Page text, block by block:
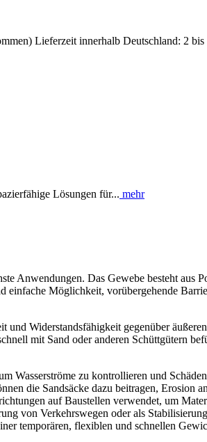
Lieferzeit innerhalb Deutschland: 2
Lösungen für... mehr
Anwendungen. Das Gewebe besteht
einfache Möglichkeit, vorübergehende
Widerstandsfähigkeit gegenüber
mit Sand oder anderen Schüttgütern
Wasserströme zu kontrollieren und
die Sandsäcke dazu beitragen, Erosion
auf Baustellen verwendet, um
von Verkehrswegen oder als
temporären, flexiblen und schnellen